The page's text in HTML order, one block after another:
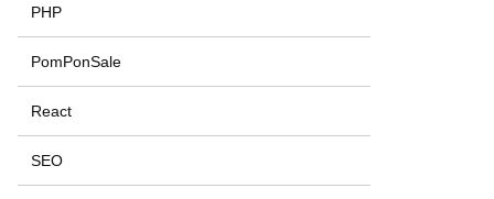
PHP
PomPonSale
React
SEO